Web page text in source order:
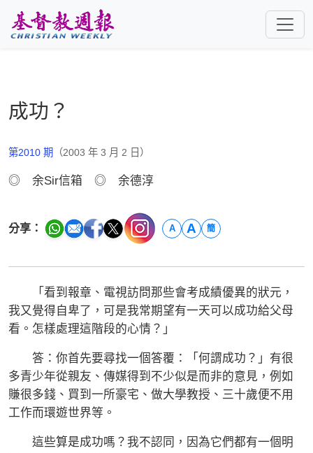
成功？
第2010 期 （2003 年 3 月 2 日）
◎ 余Sir信箱 ◎ 余德淳
分享： A A 簡
「看到報章、電視訪問那些會考成績優異的狀元，
我又覺得自卑了，可是我常期望有一天可以成功給父母
看。怎樣處理這階段的心情？」
答：你首先要尋找一個答覆：「何謂成功？」有很
多青少年從親友、傳媒得到不少似是而非的意見，例如
賺很多錢、買到一所豪宅、做大學教授、三十歲便不用
工作而環遊世界等。
這些算是成功嗎？我不認同，因為它們都有一個明